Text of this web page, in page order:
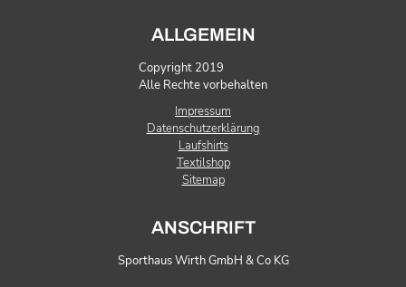
ALLGEMEIN
Copyright 2019
Alle Rechte vorbehalten
Impressum
Datenschutzerklärung
Laufshirts
Textilshop
Sitemap
ANSCHRIFT
Sporthaus Wirth GmbH & Co KG